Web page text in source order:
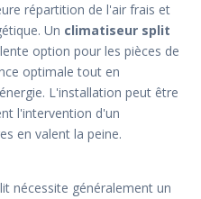
répartition de l'air frais et
Un climatiseur split
option pour les pièces de
optimale tout en
L'installation peut être
l'intervention d'un
en valent la peine.
nécessite généralement un